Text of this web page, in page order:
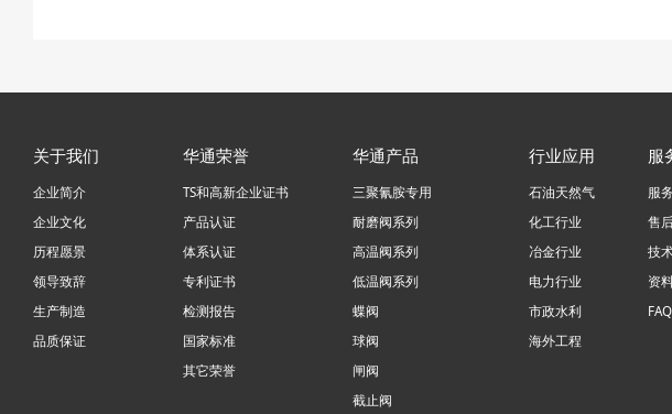
关于我们
企业简介
企业文化
历程愿景
领导致辞
生产制造
品质保证
华通荣誉
TS和高新企业证书
产品认证
体系认证
专利证书
检测报告
国家标准
其它荣誉
华通产品
三聚氰胺专用
耐磨阀系列
高温阀系列
低温阀系列
蝶阀
球阀
闸阀
截止阀
行业应用
石油天然气
化工行业
冶金行业
电力行业
市政水利
海外工程
服
服
售
技
资